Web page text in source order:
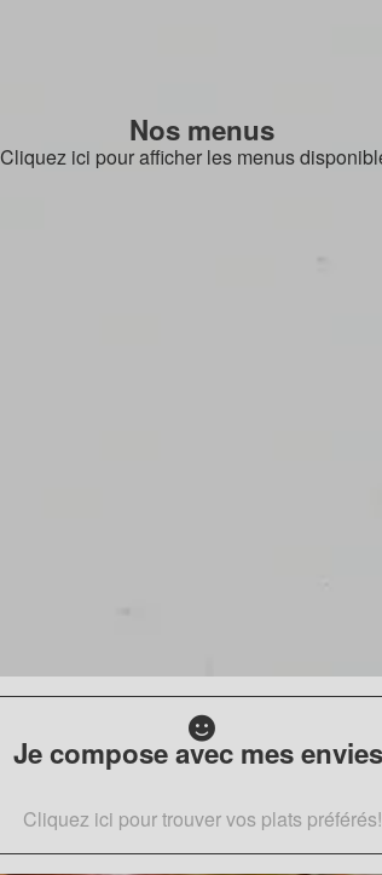
Nos menus
Cliquez ici pour afficher les menus
Je compose avec mes
Cliquez ici pour trouver vos plats préférés!